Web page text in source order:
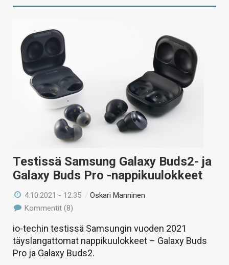
Testissä Samsung Galaxy Buds2- ja
Galaxy Buds Pro -nappikuulokkeet
4.10.2021 - 12:35 /Oskari Manninen
Kommentit (8)
io-techin testissä Samsungin vuoden 2021
täyslangattomat nappikuulokkeet – Galaxy Buds
Pro ja Galaxy Buds2.